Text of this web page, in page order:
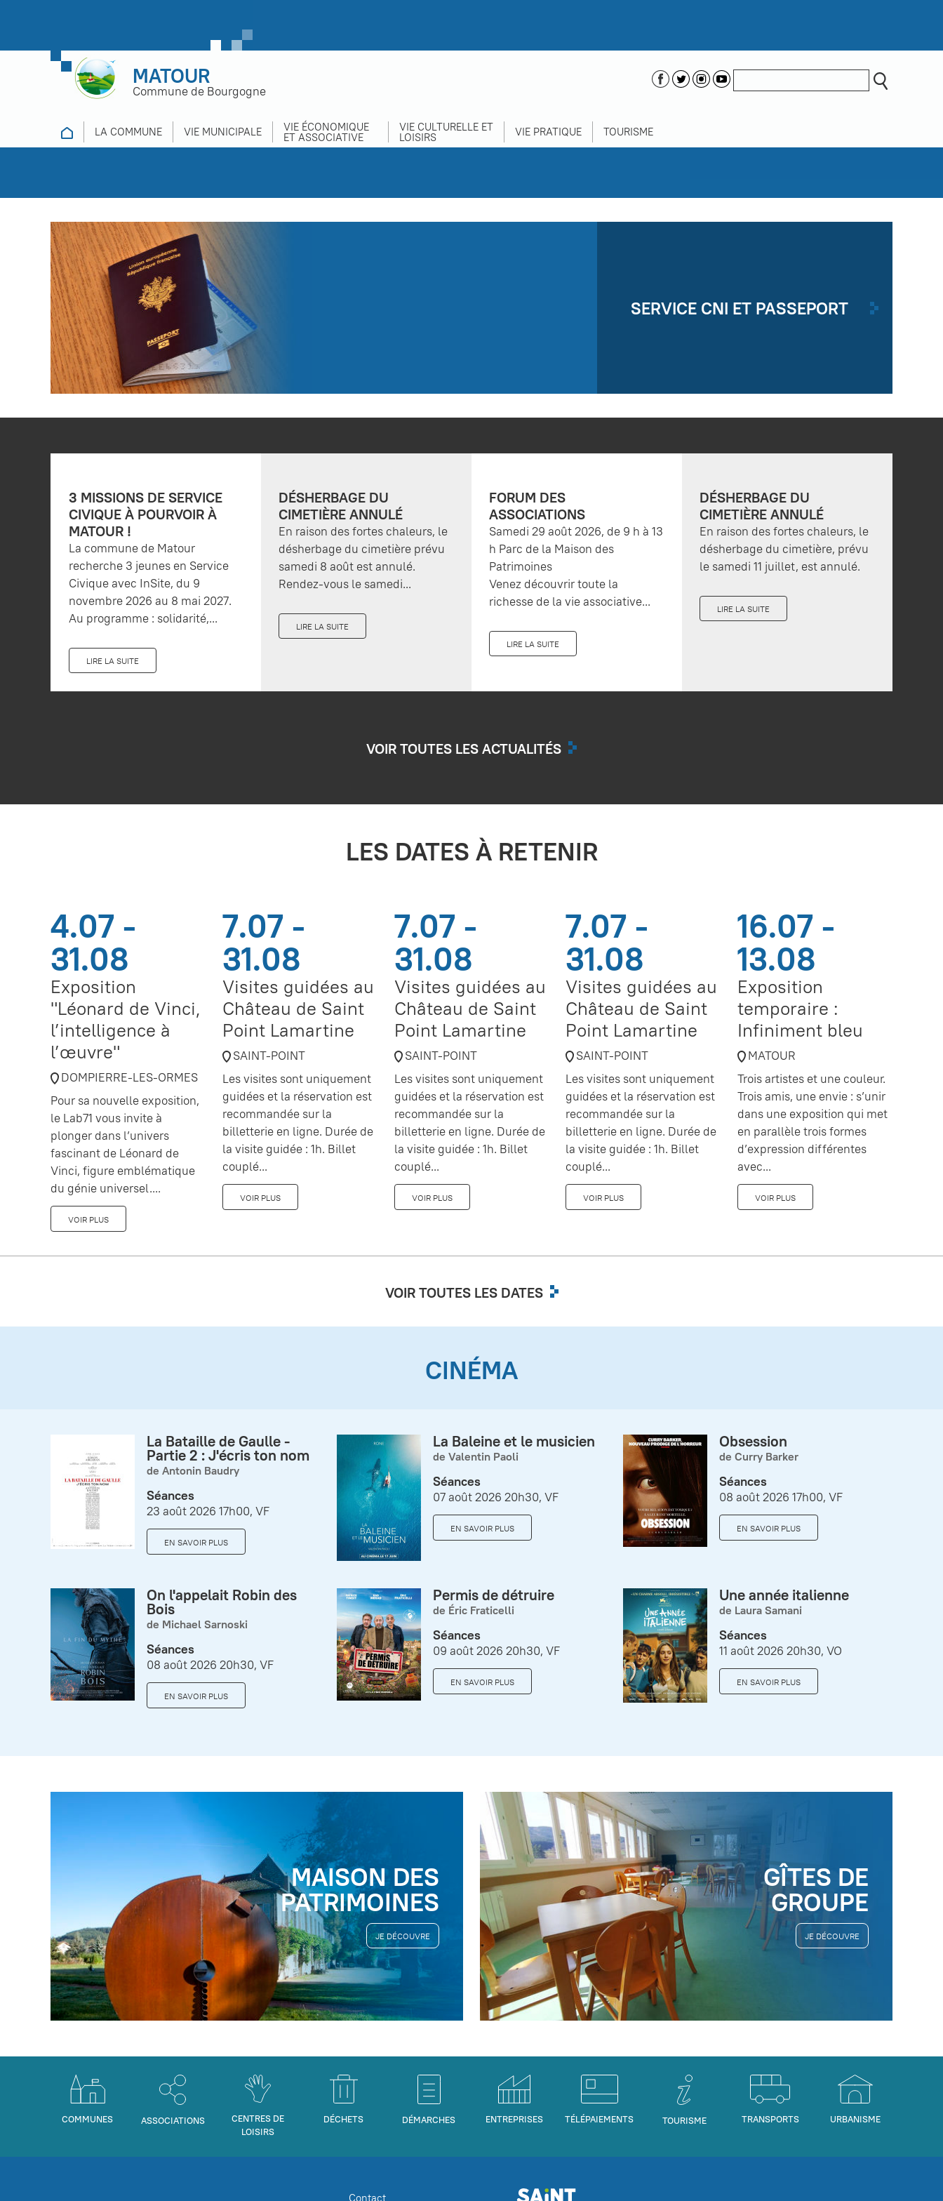
MATOUR
Commune de Bourgogne
LA COMMUNE VIE MUNICIPALE VIE ÉCONOMIQUE
ET ASSOCIATIVE
VIE CULTURELLE ET
LOISIRS VIE PRATIQUE TOURISME
SERVICE CNI ET PASSEPORT
3 MISSIONS DE SERVICE
CIVIQUE À POURVOIR À
MATOUR !
La commune de Matour
recherche 3 jeunes en Service
Civique avec InSite, du 9
novembre 2026 au 8 mai 2027.
Au programme : solidarité,...
LIRE LA SUITE
DÉSHERBAGE DU
CIMETIÈRE ANNULÉ
En raison des fortes chaleurs, le
désherbage du cimetière prévu
samedi 8 août est annulé.
Rendez-vous le samedi...
LIRE LA SUITE
FORUM DES
ASSOCIATIONS
Samedi 29 août 2026, de 9 h à 13
h Parc de la Maison des
Patrimoines
Venez découvrir toute la
richesse de la vie associative...
LIRE LA SUITE
DÉSHERBAGE DU
CIMETIÈRE ANNULÉ
En raison des fortes chaleurs, le
désherbage du cimetière, prévu
le samedi 11 juillet, est annulé.
LIRE LA SUITE
VOIR TOUTES LES ACTUALITÉS
LES DATES À RETENIR
4.07 -
31.08
Exposition
"Léonard de Vinci,
l’intelligence à
l’œuvre"
DOMPIERRE-LES-ORMES
Pour sa nouvelle exposition,
le Lab71 vous invite à
plonger dans l’univers
fascinant de Léonard de
Vinci, figure emblématique
du génie universel....
VOIR PLUS
7.07 -
31.08
Visites guidées au
Château de Saint
Point Lamartine
SAINT-POINT
Les visites sont uniquement
guidées et la réservation est
recommandée sur la
billetterie en ligne. Durée de
la visite guidée : 1h. Billet
couplé...
VOIR PLUS
7.07 -
31.08
Visites guidées au
Château de Saint
Point Lamartine
SAINT-POINT
Les visites sont uniquement
guidées et la réservation est
recommandée sur la
billetterie en ligne. Durée de
la visite guidée : 1h. Billet
couplé...
VOIR PLUS
7.07 -
31.08
Visites guidées au
Château de Saint
Point Lamartine
SAINT-POINT
Les visites sont uniquement
guidées et la réservation est
recommandée sur la
billetterie en ligne. Durée de
la visite guidée : 1h. Billet
couplé...
VOIR PLUS
16.07 -
13.08
Exposition
temporaire :
Infiniment bleu
MATOUR
Trois artistes et une couleur.
Trois amis, une envie : s’unir
dans une exposition qui met
en parallèle trois formes
d’expression différentes
avec...
VOIR PLUS
VOIR TOUTES LES DATES
CINÉMA
La Bataille de Gaulle -
Partie 2 : J'écris ton nom
de Antonin Baudry
Séances
23 août 2026 17h00, VF
EN SAVOIR PLUS
La Baleine et le musicien
de Valentin Paoli
Séances
07 août 2026 20h30, VF
EN SAVOIR PLUS
Obsession
de Curry Barker
Séances
08 août 2026 17h00, VF
EN SAVOIR PLUS
On l'appelait Robin des
Bois
de Michael Sarnoski
Séances
08 août 2026 20h30, VF
EN SAVOIR PLUS
Permis de détruire
de Éric Fraticelli
Séances
09 août 2026 20h30, VF
EN SAVOIR PLUS
Une année italienne
de Laura Samani
Séances
11 août 2026 20h30, VO
EN SAVOIR PLUS
MAISON DES
PATRIMOINES
JE DÉCOUVRE
GÎTES DE
GROUPE
JE DÉCOUVRE
COMMUNES ASSOCIATIONS
CENTRES DE
LOISIRS
DÉCHETS DÉMARCHES ENTREPRISES TÉLÉPAIEMENTS TOURISME TRANSPORTS URBANISME
Contact